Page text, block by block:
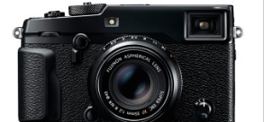
PF Publishing GmbH
der TIPA
Publishing GmbH. All rights